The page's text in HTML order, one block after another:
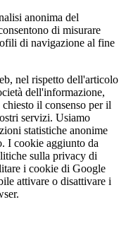
anonima del
di misurare
di navigazione al fine
nel rispetto dell'articolo
dell'informazione,
il consenso per il
servizi. Usiamo
statistiche anonime
I cookie aggiunto da
sulla privacy di
i cookie di Google
attivare o disattivare i